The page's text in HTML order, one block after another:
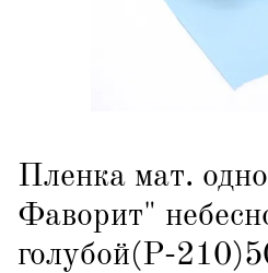
Пленка мат.
Фаворит"
голубой(P-